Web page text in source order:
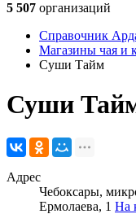
5 507 организаций
Справочник
Магазины чая и
Суши Тайм
Суши
Адрес
Чебоксары,
Ермолаева, 1 На